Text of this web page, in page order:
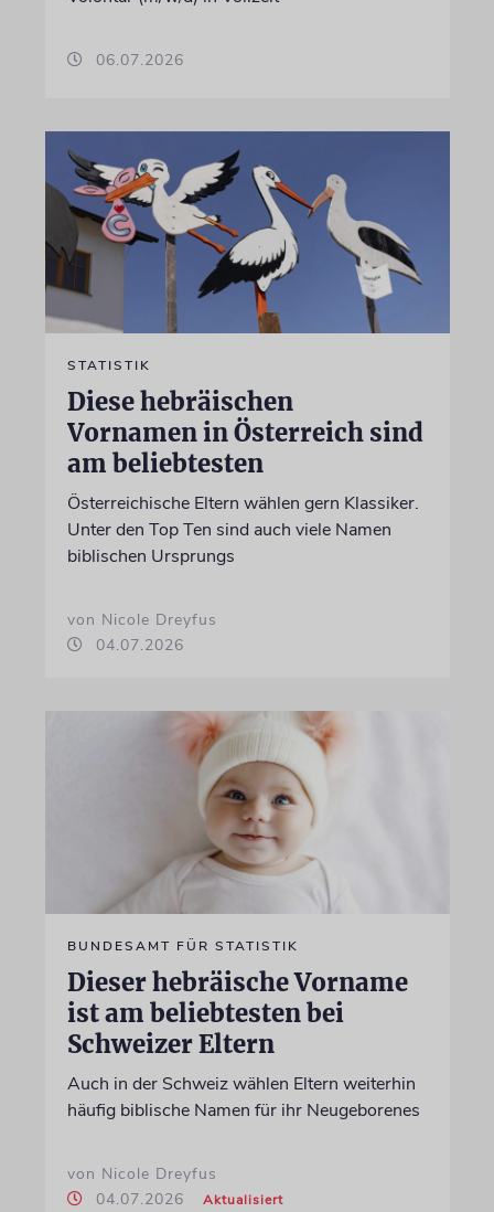
06.07.2026
STATISTIK
Diese hebräischen
Vornamen in Österreich sind
am beliebtesten
Österreichische Eltern wählen gern Klassiker.
Unter den Top Ten sind auch viele Namen
biblischen Ursprungs
von Nicole Dreyfus
04.07.2026
BUNDESAMT FÜR STATISTIK
Dieser hebräische Vorname
ist am beliebtesten bei
Schweizer Eltern
Auch in der Schweiz wählen Eltern weiterhin
häufig biblische Namen für ihr Neugeborenes
von Nicole Dreyfus
04.07.2026
Aktualisiert